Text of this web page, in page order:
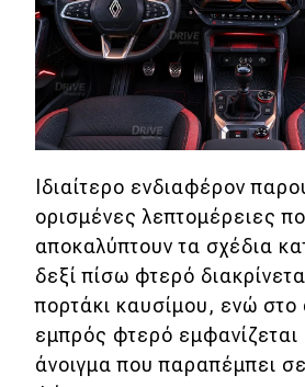
Ιδιαίτερο ενδιαφέρον
ορισμένες λεπτομέρειες
αποκαλύπτουν τα σχέδια
δεξί πίσω φτερό
πορτάκι καυσίμου, ενώ στο
εμπρός φτερό εμφανίζεται
άνοιγμα που παραπέμπει